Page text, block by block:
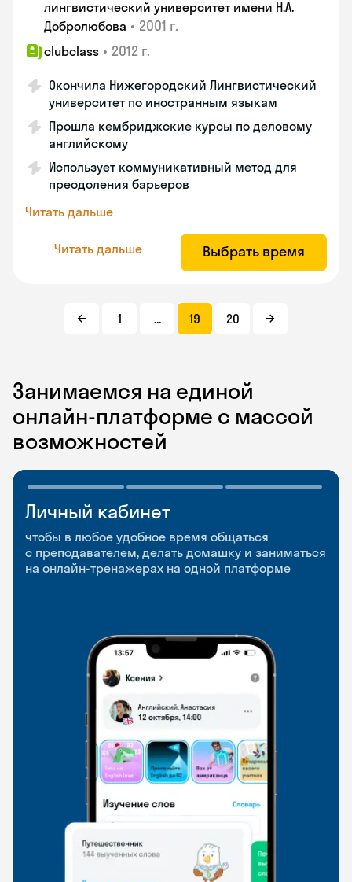
лингвистический университет имени Н.А.
Добролюбова • 2001 г.
clubclass • 2012 г.
Окончила Нижегородский Лингвистический
университет по иностранным языкам
Прошла кембриджские курсы по деловому
английскому
Использует коммуникативный метод для
преодоления барьеров
Читать дальше
Читать дальше Выбрать время
1 ... 19 20
Занимаемся на единой
онлайн-платформе с массой
возможностей
Личный кабинет
чтобы в любое удобное время общаться
с преподавателем, делать домашку и заниматься
на онлайн-тренажерах на одной платформе
Мобильное
приложение
чтобы заниматься и изучать новые слова где
и когда удобно
Разговорные клубы
и Talks
Групповые занятия для разговорной практики
и индивидуальные встречи с преподавателями